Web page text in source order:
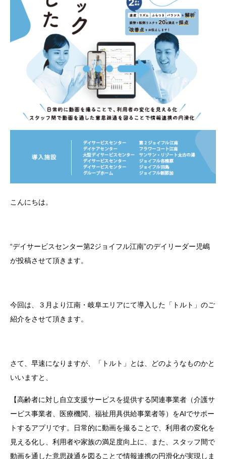
こんにちは。
“デイサービスセンター第2ジョイフル江南”のデイリーダー児嶋
が投稿させて頂きます。
今回は、３月より江南・岐阜エリアにて導入した「トルト」のご
紹介をさせて頂きます。
さて、早速になりますが、「トルト」とは、どのようなものかと
いいますと、
【高齢者に対し自立支援サービスを提供する関連事業者（介護サ
ービス事業者、医療機関、福祉用具供給事業者等）をAIでサポー
トするアプリです。日常的に動画を撮ることで、利用者の変化を
見える化し、利用者や家族の満足度向上に、また、スタッフ間で
動画を通した意思疎通を図ることで情報連携の円滑化が実現しま